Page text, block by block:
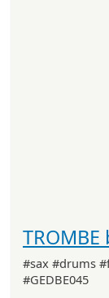
#sax #drums
#GEDBE045